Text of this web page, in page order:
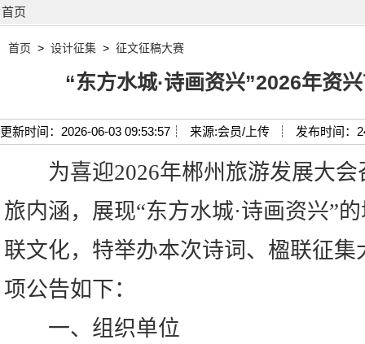
首页
首页 > 设计征集 > 征文征稿大赛
“东方水城·诗画资兴”2026年资
更新时间：2026-06-03 09:53:57┊ 来源:会员/上传 ┊ 发布时间：
为喜迎2026年郴州旅游发展大
旅内涵，展现“东方水城·诗画资兴”
联文化，特举办本次诗词、楹联征
项公告如下：
一、组织单位